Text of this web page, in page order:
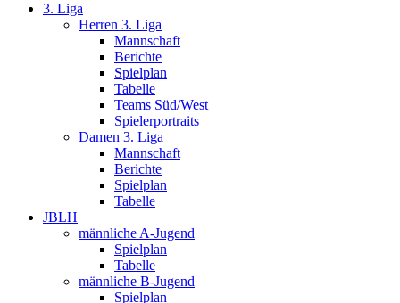
3. Liga
Herren 3. Liga
Mannschaft
Berichte
Spielplan
Tabelle
Teams Süd/West
Spielerportraits
Damen 3. Liga
Mannschaft
Berichte
Spielplan
Tabelle
JBLH
männliche A-Jugend
Spielplan
Tabelle
männliche B-Jugend
Spielplan